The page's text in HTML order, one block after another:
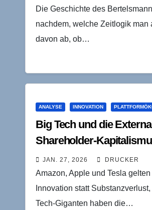
Die Geschichte des
nachdem, welche Zeitlogik
davon ab, ob…
ANALYSE INNOVATION
Big Tech und die
Shareholder-
JAN. 27, 2026 DRUCKER
Amazon, Apple und Tesla
Innovation statt
Tech-Giganten haben die…